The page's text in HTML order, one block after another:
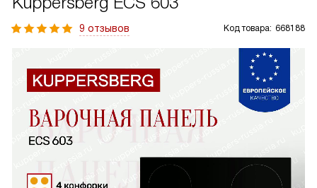
9 отзывов Код товара: 668188